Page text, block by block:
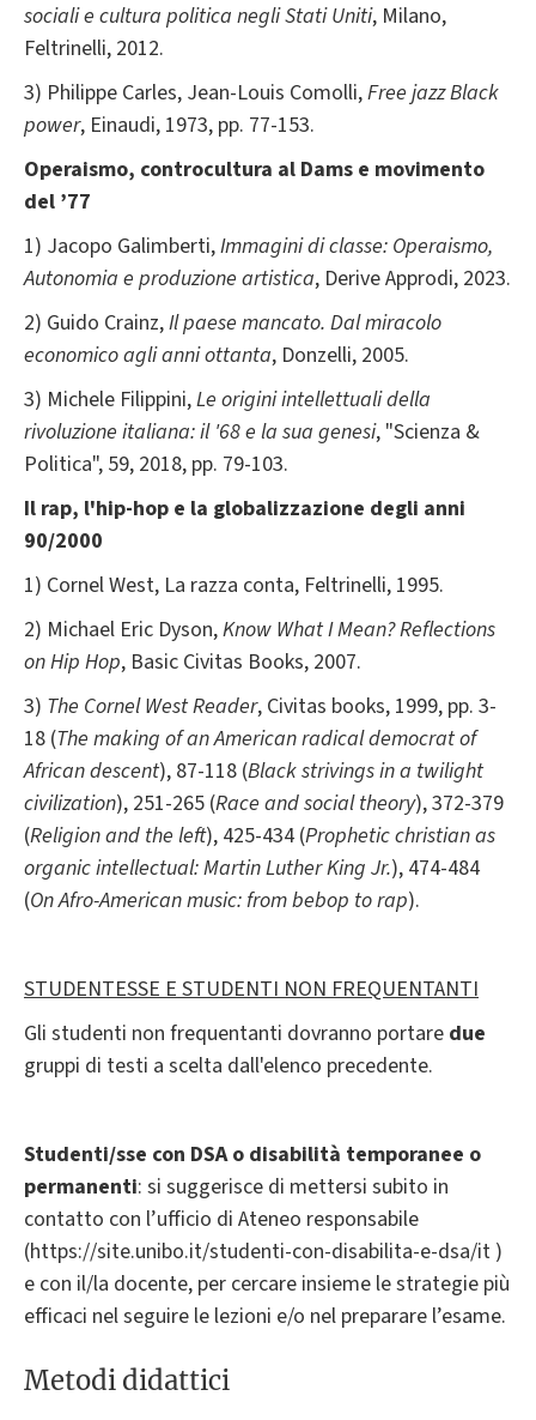
sociali e cultura politica negli Stati Uniti, Milano,
Feltrinelli, 2012.
3) Philippe Carles, Jean-Louis Comolli,Free jazz Black
power, Einaudi, 1973, pp. 77-153.
Operaismo, controcultura al Dams e movimento
del ’77
1) Jacopo Galimberti,Immagini di classe: Operaismo,
Autonomia e produzione artistica, Derive Approdi, 2023.
2) Guido Crainz,Il paese mancato. Dal miracolo
economico agli anni ottanta, Donzelli, 2005.
3) Michele Filippini,Le origini intellettuali della
rivoluzione italiana: il '68 e la sua genesi, "Scienza &
Politica", 59, 2018, pp. 79-103.
Il rap, l'hip-hop e la globalizzazione degli anni
90/2000
1) Cornel West, La razza conta, Feltrinelli, 1995.
2) Michael Eric Dyson,Know What I Mean? Reflections
on Hip Hop, Basic Civitas Books, 2007.
3) The Cornel West Reader, Civitas books, 1999, pp. 3-
18 (The making of an American radical democrat of
African descent), 87-118 (Black strivings in a twilight
civilization), 251-265 (Race and social theory), 372-379
(Religion and the left), 425-434 (Prophetic christian as
organic intellectual: Martin Luther King Jr.), 474-484
(On Afro-American music: from bebop to rap).
STUDENTESSE E STUDENTI NON FREQUENTANTI
Gli studenti non frequentanti dovranno portare due
gruppi di testi a scelta dall'elenco precedente.
Studenti/sse con DSA o disabilità temporanee o
permanenti: si suggerisce di mettersi subito in
contatto con l’ufficio di Ateneo responsabile
(https://site.unibo.it/studenti-con-disabilita-e-dsa/it )
e con il/la docente, per cercare insieme le strategie più
efficaci nel seguire le lezioni e/o nel preparare l’esame.
Metodi didattici